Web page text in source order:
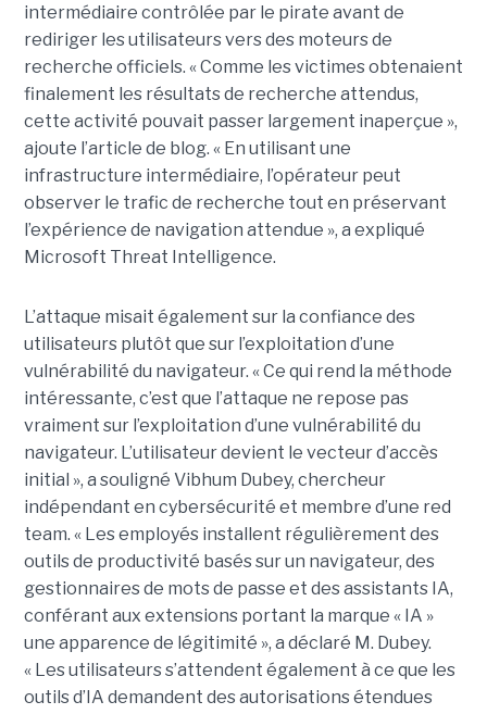
intermédiaire contrôlée par le pirate avant de
rediriger les utilisateurs vers des moteurs de
recherche officiels. « Comme les victimes obtenaient
finalement les résultats de recherche attendus,
cette activité pouvait passer largement inaperçue »,
ajoute l’article de blog. « En utilisant une
infrastructure intermédiaire, l’opérateur peut
observer le trafic de recherche tout en préservant
l’expérience de navigation attendue », a expliqué
Microsoft Threat Intelligence.
L’attaque misait également sur la confiance des
utilisateurs plutôt que sur l’exploitation d’une
vulnérabilité du navigateur. « Ce qui rend la méthode
intéressante, c’est que l’attaque ne repose pas
vraiment sur l’exploitation d’une vulnérabilité du
navigateur. L’utilisateur devient le vecteur d’accès
initial », a souligné Vibhum Dubey, chercheur
indépendant en cybersécurité et membre d’une red
team. « Les employés installent régulièrement des
outils de productivité basés sur un navigateur, des
gestionnaires de mots de passe et des assistants IA,
conférant aux extensions portant la marque « IA »
une apparence de légitimité », a déclaré M. Dubey.
« Les utilisateurs s’attendent également à ce que les
outils d’IA demandent des autorisations étendues